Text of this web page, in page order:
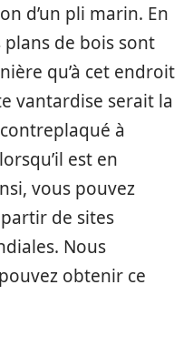
d’un pli marin. En
plans de bois sont
qu’à cet endroit
vantardise serait la
à
est en
vous pouvez
de sites
Nous
obtenir ce